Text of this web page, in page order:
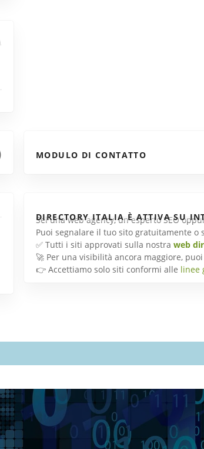
MODULO DI CONTATTO
DIRECTORY ITALIA È ATTIVA SU
Sei una web agency, un esperto SEO
Puoi segnalare il tuo sito gratuitamente o
✅ Tutti i siti approvati sulla nostra web
🚀 Per una visibilità ancora maggiore,
👉 Accettiamo solo siti conformi alle linee